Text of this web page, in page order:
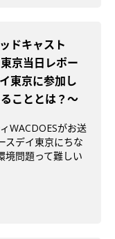
ドキャスト
京当日レポー
東京に参加し
こととは？〜
WACDOESがお送
スデイ東京にちな
境問題って難しい